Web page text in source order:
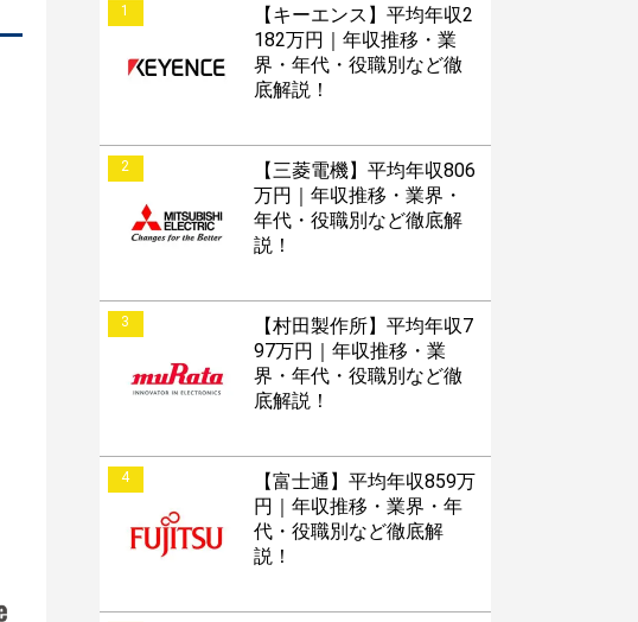
1
【キーエンス】平均年収2
182万円｜年収推移・業
界・年代・役職別など徹
底解説！
2
【三菱電機】平均年収806
万円｜年収推移・業界・
年代・役職別など徹底解
説！
3
【村田製作所】平均年収7
97万円｜年収推移・業
界・年代・役職別など徹
底解説！
4
【富士通】平均年収859万
円｜年収推移・業界・年
代・役職別など徹底解
説！